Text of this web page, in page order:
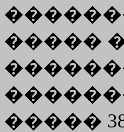
�����
�����